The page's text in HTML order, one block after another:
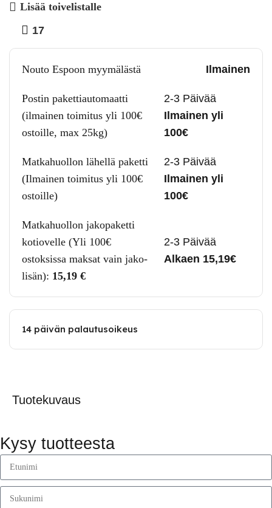
Lisää toivelistalle
17
Nouto Espoon myymälästä Ilmainen
Postin pakettiautomaatti
(ilmainen toimitus yli 100€
ostoille, max 25kg)
2-3 Päivää
Ilmainen yli
100€
Matkahuollon lähellä paketti
(Ilmainen toimitus yli 100€
ostoille)
2-3 Päivää
Ilmainen yli
100€
Matkahuollon jakopaketti
kotiovelle (Yli 100€
ostoksissa maksat vain jako-
lisän): 15,19 €
2-3 Päivää
Alkaen 15,19€
14 päivän palautusoikeus
Tuotekuvaus
Kysy tuotteesta